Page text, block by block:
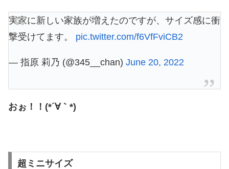
実家に新しい家族が増えたのですが、サイズ感に衝
撃受けてます。 pic.twitter.com/f6VfFviCB2
— 指原 莉乃 (@345__chan) June 20, 2022
おぉ！！(*´∀｀*)
超ミニサイズ